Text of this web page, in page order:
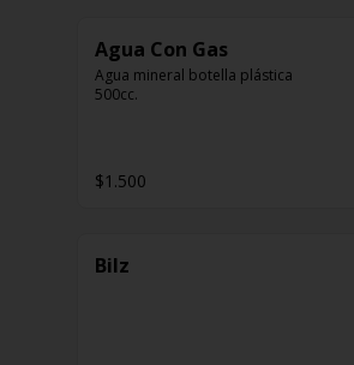
Agua Con Gas
Agua mineral botella plástica
500cc.
$1.500
Bilz